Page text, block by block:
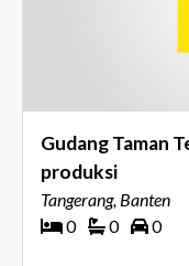
Gudang Taman
produksi
Tangerang, Banten
0
0 0